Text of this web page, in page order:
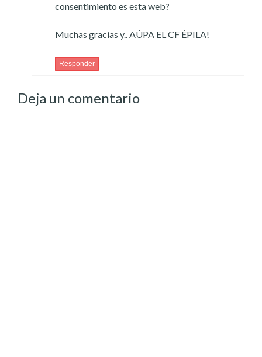
consentimiento es esta web?
Muchas gracias y.. AÚPA EL CF ÉPILA!
Responder
Deja un comentario